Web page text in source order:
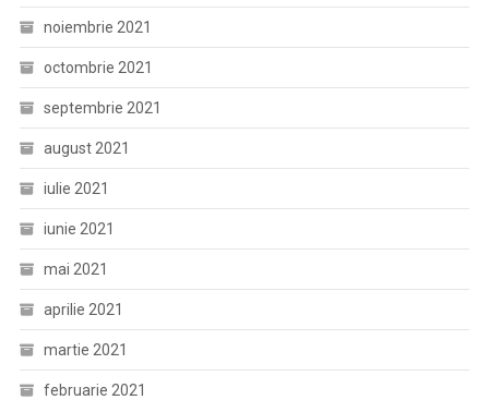
noiembrie 2021
octombrie 2021
septembrie 2021
august 2021
iulie 2021
iunie 2021
mai 2021
aprilie 2021
martie 2021
februarie 2021